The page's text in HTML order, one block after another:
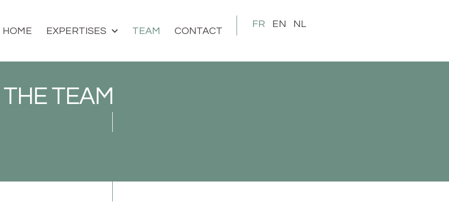
HOME EXPERTISES TEAM CONTACT
FR EN NL
TEAM